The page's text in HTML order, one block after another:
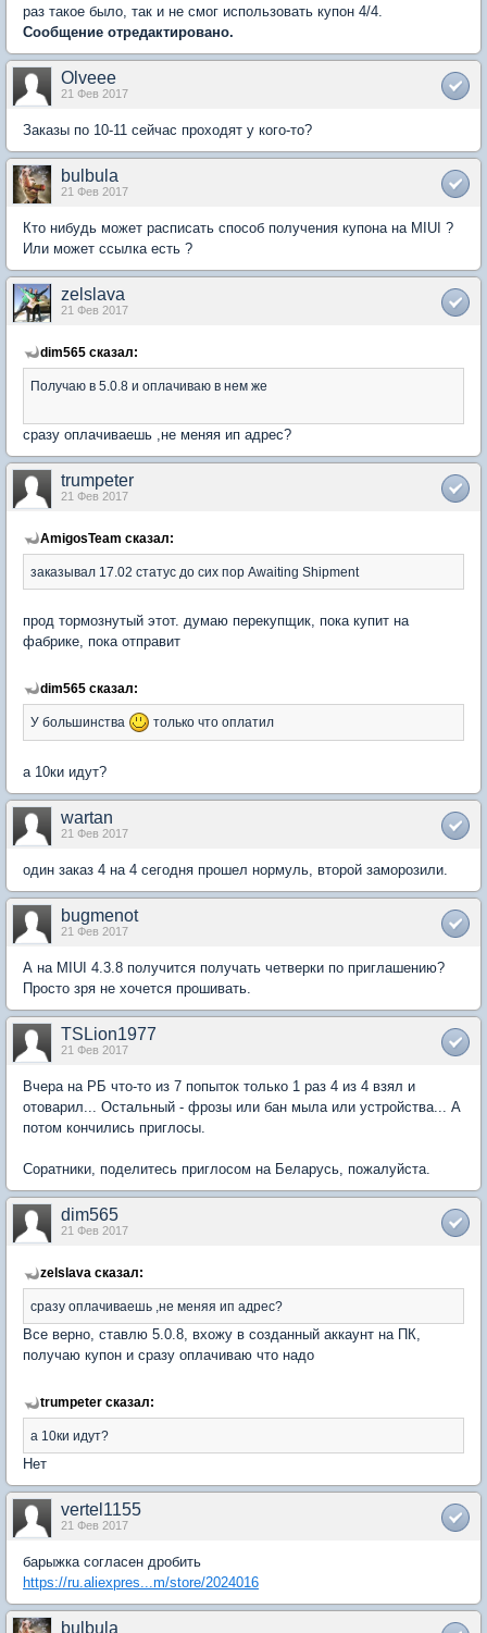
раз такое было, так и не смог использовать купон 4/4.
Сообщение отредактировано.
Olveee
21 Фев 2017
Заказы по 10-11 сейчас проходят у кого-то?
bulbula
21 Фев 2017
Кто нибудь может расписать способ получения купона на MIUI ?
Или может ссылка есть ?
zelslava
21 Фев 2017
dim565 сказал:
Получаю в 5.0.8 и оплачиваю в нем же
сразу оплачиваешь ,не меняя ип адрес?
trumpeter
21 Фев 2017
AmigosTeam сказал:
заказывал 17.02 статус до сих пор Awaiting Shipment
прод тормознутый этот. думаю перекупщик, пока купит на
фабрике, пока отправит
dim565 сказал:
У большинства только что оплатил
а 10ки идут?
wartan
21 Фев 2017
один заказ 4 на 4 сегодня прошел нормуль, второй заморозили.
bugmenot
21 Фев 2017
А на MIUI 4.3.8 получится получать четверки по приглашению?
Просто зря не хочется прошивать.
TSLion1977
21 Фев 2017
Вчера на РБ что-то из 7 попыток только 1 раз 4 из 4 взял и
отоварил... Остальный - фрозы или бан мыла или устройства... А
потом кончились приглосы.
Соратники, поделитесь приглосом на Беларусь, пожалуйста.
dim565
21 Фев 2017
zelslava сказал:
сразу оплачиваешь ,не меняя ип адрес?
Все верно, ставлю 5.0.8, вхожу в созданный аккаунт на ПК,
получаю купон и сразу оплачиваю что надо
trumpeter сказал:
а 10ки идут?
Нет
vertel1155
21 Фев 2017
барыжка согласен дробить
https://ru.aliexpres...m/store/2024016
bulbula